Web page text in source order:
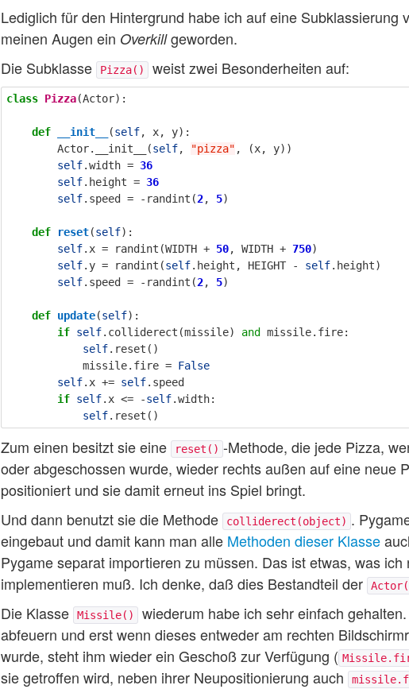
Lediglich für den Hintergrund habe ich auf eine
meinen Augen ein Overkillgeworden.
Die Subklasse
Pizza() weist zwei Besonderheiten auf:
class Pizza(Actor):
def __init__ (self, x, y):
Actor. __init__ (self, "pizza" , (x, y))
self.width = 36
self. height = 36
self. speed = - randint (2, 5)
def reset(self):
self. x = randint (WIDTH + 50, WIDTH + 750)
self. y = randint (self. height , HEIGHT - self. height)
self. speed = - randint (2, 5)
def update(self):
if self. colliderect (missile) and missile. fire:
self. reset ()
missile. fire = False
self. x += self. speed
if self. x <= -self.width:
self. reset ()
Zum einen besitzt sie eine reset() -Methode, die jede Pizza,
oder abgeschossen wurde, wieder rechts außen auf eine neue
positioniert und sie damit erneut ins Spiel bringt.
Und dann benutzt sie die Methode
colliderect(object) .
eingebaut und damit kann man alle Methoden dieser Klasse
Pygame separat importieren zu müssen. Das ist etwas, was
implementieren muß. Ich denke, daß dies Bestandteil der
Die Klasse
Missile()
wiederum habe ich sehr einfach
abfeuern und erst wenn dieses entweder am rechten
wurde, steht ihm wieder ein Geschoß zur Verfügung (
sie getroffen wird, neben ihrer Neupositionierung auch